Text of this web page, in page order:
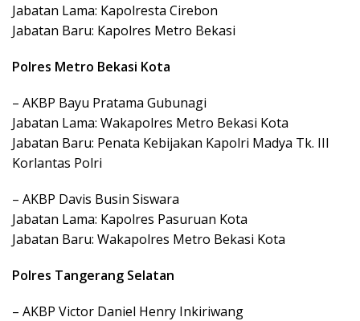
Jabatan Lama: Kapolresta Cirebon
Jabatan Baru: Kapolres Metro Bekasi
Polres Metro Bekasi Kota
– AKBP Bayu Pratama Gubunagi
Jabatan Lama: Wakapolres Metro Bekasi Kota
Jabatan Baru: Penata Kebijakan Kapolri Madya Tk. III
Korlantas Polri
– AKBP Davis Busin Siswara
Jabatan Lama: Kapolres Pasuruan Kota
Jabatan Baru: Wakapolres Metro Bekasi Kota
Polres Tangerang Selatan
– AKBP Victor Daniel Henry Inkiriwang